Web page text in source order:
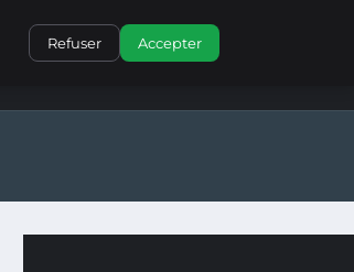
Refuser Accepter